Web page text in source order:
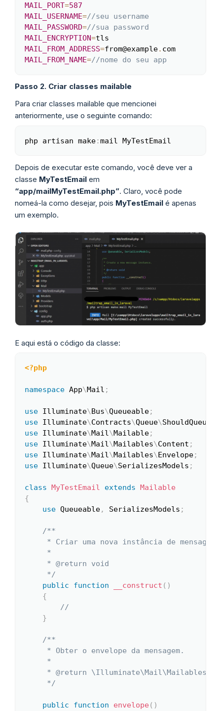
MAIL_PORT=587
MAIL_USERNAME=//seu username
MAIL_PASSWORD=//sua password
MAIL_ENCRYPTION=
MAIL_FROM_ADDRESS=from@example.
com
MAIL_FROM_NAME=//nome do seu app
Passo 2. Criar classes mailable
Para criar classes mailable que mencionei
anteriormente, use o seguinte comando:
php artisan make:mail MyTestEmail
Depois de executar este comando, você deve ver a
classe MyTestEmail em
“app/mailMyTestEmail.php”. Claro, você pode
nomeá-la como desejar, pois MyTestEmail é apenas
um exemplo.
E aqui está o código da classe:
<?php
namespace App\Mail ;
use Illuminate\Bus\Queueable;
use Illuminate\Contracts\Queue\ShouldQueue
use Illuminate\Mail\Mailable;
use Illuminate\Mail\Mailables\Content ;
use Illuminate\Mail\Mailables\Envelope;
use Illuminate\Queue\SerializesModels ;
class MyTestEmail extends Mailable
{
use Queueable, SerializesModels ;
/**
     * Criar uma nova instância de mensagem.
     *
     * @return void
     */
public
function __construct ( )
{
//
}
/**
     * Obter o envelope da mensagem.
     *
* @return
     */
public function envelope( )